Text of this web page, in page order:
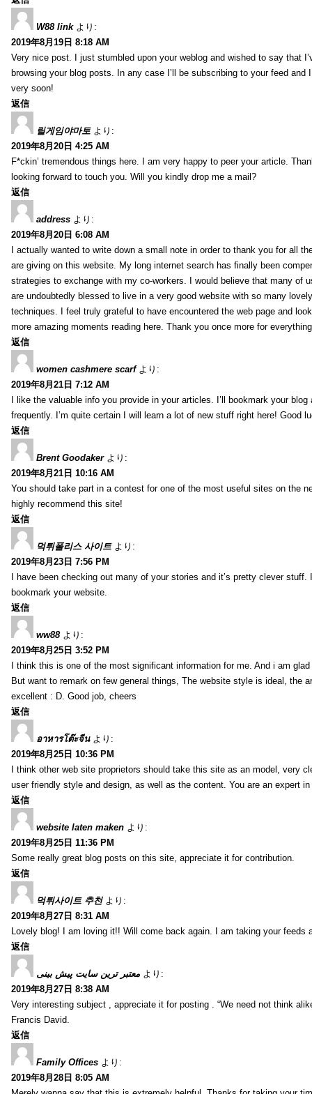
W88 link より:
2019年8月19日 8:18 AM
Very nice post. I just stumbled upon your weblog and wished to say that
browsing your blog posts. In any case I’ll be subscribing to your feed and
very soon!
返信
릴게임야마토 より:
2019年8月20日 4:25 AM
F*ckin’ tremendous things here. I am very happy to peer your article.
looking forward to touch you. Will you kindly drop me a mail?
返信
address より:
2019年8月20日 6:08 AM
I actually wanted to write down a small note in order to thank you for all
are giving on this website. My long internet search has finally been
strategies to exchange with my co-workers. I would believe that many of
are undoubtedly blessed to live in a very good website with so many
techniques. I feel truly grateful to have encountered the web page and
more amazing moments reading here. Thank you once more for
返信
women cashmere scarf より:
2019年8月21日 7:12 AM
I like the valuable info you provide in your articles. I’ll bookmark your blog
frequently. I’m quite certain I will learn a lot of new stuff right here! Good
返信
Brent Goodaker より:
2019年8月21日 10:16 AM
You should take part in a contest for one of the most useful sites on the
highly recommend this site!
返信
먹튀폴리스 사이트 より:
2019年8月23日 7:56 PM
I have been checking out many of your stories and it’s pretty clever stuff.
bookmark your website.
返信
ww88 より:
2019年8月25日 3:52 PM
I think this is one of the most significant information for me. And i am
But want to remark on few general things, The website style is ideal, the
excellent : D. Good job, cheers
返信
อาหารโต๊ะจีน より:
2019年8月25日 10:36 PM
I think other web site proprietors should take this site as an model, very
user friendly style and design, as well as the content. You are an expert
返信
website laten maken より:
2019年8月25日 11:36 PM
Some really great blog posts on this site, appreciate it for contribution.
返信
먹튀사이트 추천 より:
2019年8月27日 8:31 AM
Lovely blog! I am loving it!! Will come back again. I am taking your feeds
返信
معتبر ترین سایت پیش بینی より:
2019年8月27日 8:38 AM
Very interesting subject , appreciate it for posting . “We need not think
Francis David.
返信
Family Offices より:
2019年8月28日 8:05 AM